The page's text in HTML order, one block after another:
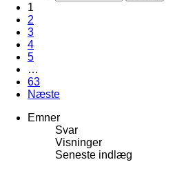
1
2
3
4
5
…
63
Næste
Emner
Svar
Visninger
Seneste indlæg